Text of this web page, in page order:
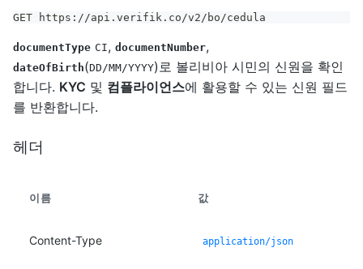
GET https://api.verifik.co/v2/bo/cedula
documentType CI, documentNumber,
dateOfBirth(DD/MM/YYYY)로 볼리비아 시민의 신원을 확인
합니다. KYC 및 컴플라이언스에 활용할 수 있는 신원 필드
를 반환합니다.
헤더
이름 값
Content-Type application/json